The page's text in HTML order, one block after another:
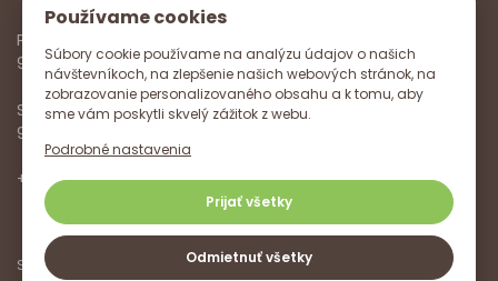
Používame cookies
Súbory cookie používame na analýzu údajov o našich
návštevníkoch, na zlepšenie našich webových stránok, na
zobrazovanie personalizovaného obsahu a k tomu, aby
sme vám poskytli skvelý zážitok z webu.
Podrobné nastavenia
Prijať všetky
Odmietnuť všetky
Pondelok - Piatok
9:00 - 17:00
Sobota
9:00 - 12:00
+421 918 785 620,+421 915 572 350,info@vitanella.sk
Sledujte nás na